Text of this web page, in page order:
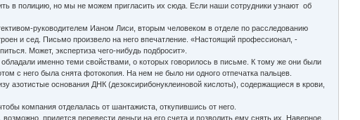
в полицию, но мы не можем пригласить их сюда. Если наши сотрудники узнают об
руководителем Ианом Лиси, вторым человеком в отделе по расследованию
и сед. Письмо произвело на него впечатление. «Настоящий профессионал, -
Может, экспертиза чего-нибудь подбросит».
именно теми свойствами, о которых говорилось в письме. К тому же они были
с него была снята фотокопия. На нем не было ни одного отпечатка пальцев.
азотистые основания ДНК (дезоксирибонуклеиновой кислоты), содержащиеся в крови,
компания отделалась от шантажиста, откупившись от него.
придется перевести деньги на его счета и позволить ему снять их. Наверное,